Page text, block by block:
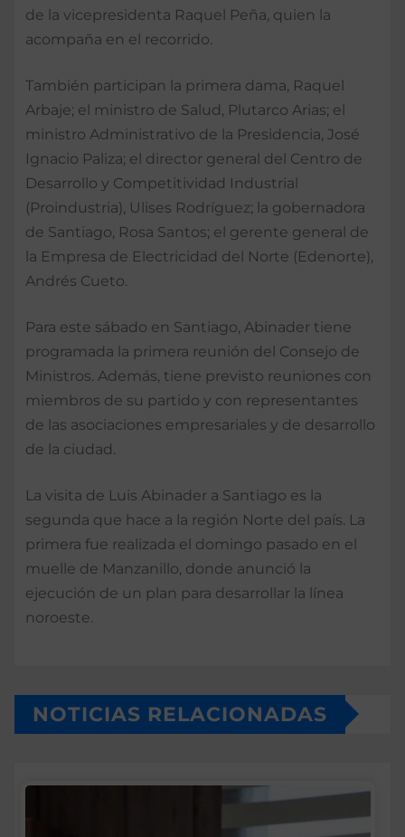
de la vicepresidenta Raquel Peña, quien la
acompaña en el recorrido.
También participan la primera dama, Raquel
Arbaje; el ministro de Salud, Plutarco Arias; el
ministro Administrativo de la Presidencia, José
Ignacio Paliza; el director general del Centro de
Desarrollo y Competitividad Industrial
(Proindustria), Ulises Rodríguez; la gobernadora
de Santiago, Rosa Santos; el gerente general de
la Empresa de Electricidad del Norte (Edenorte),
Andrés Cueto.
Para este sábado en Santiago, Abinader tiene
programada la primera reunión del Consejo de
Ministros. Además, tiene previsto reuniones con
miembros de su partido y con representantes
de las asociaciones empresariales y de desarrollo
de la ciudad.
La visita de Luis Abinader a Santiago es la
segunda que hace a la región Norte del país. La
primera fue realizada el domingo pasado en el
muelle de Manzanillo, donde anunció la
ejecución de un plan para desarrollar la línea
noroeste.
NOTICIAS RELACIONADAS